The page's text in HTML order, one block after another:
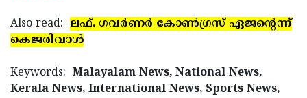
Also read: ലഫ്. ഗവര്‍ണര്‍ കോണ്‍ഗ്രസ് ഏജന്റെന്ന്
കെജരിവാള്‍
Keywords: Malayalam News, National News,
Kerala News, International News, Sports News,